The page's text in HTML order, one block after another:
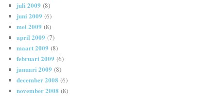
juli 2009 (8)
juni 2009 (6)
mei 2009 (8)
april 2009 (7)
maart 2009 (8)
februari 2009 (6)
januari 2009 (8)
december 2008 (6)
november 2008 (8)